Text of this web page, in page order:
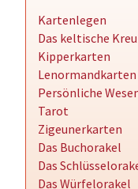
Kartenlegen
Das keltische
Kipperkarten
Lenormandkarten
Persönliche
Tarot
Zigeunerkarten
Das Buchorakel
Das
Das Würfelorakel